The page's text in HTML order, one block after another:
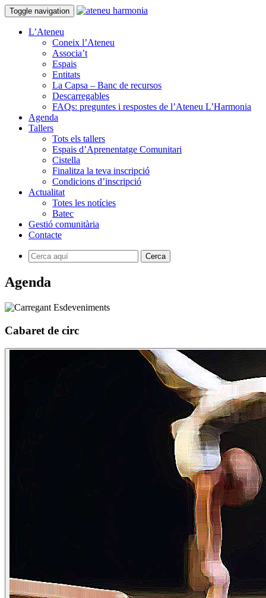
Toggle navigation
L’Ateneu
Coneix l’Ateneu
Associa’t
Espais
Entitats
La Capsa – Banc de recursos
Descarregables
FAQs: preguntes i respostes de l’Ateneu L’Harmonia
Agenda
Tallers
Tots els tallers
Espais d’Aprenentatge Comunitari
Cistella
Finalitza la teva inscripció
Condicions d’inscripció
Actualitat
Totes les notícies
Batec
Gestió comunitària
Contacte
Agenda
Cabaret de circ